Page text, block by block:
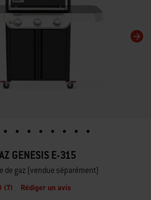
GENESIS E-315
de gaz (vendue séparément)
(7) Rédiger un avis